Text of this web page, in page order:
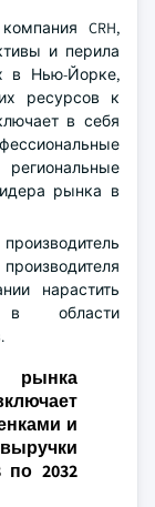
CRH,
и перила
в Нью-Йорке,
ресурсов к
в себя
рынка в
нарастить
в области
рынка
и
2032